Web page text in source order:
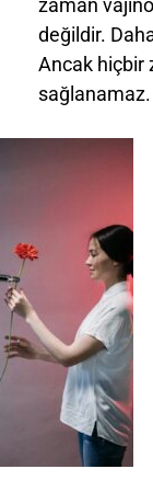
zaman
değildir.
Ancak hiçbir
sağlanamaz.